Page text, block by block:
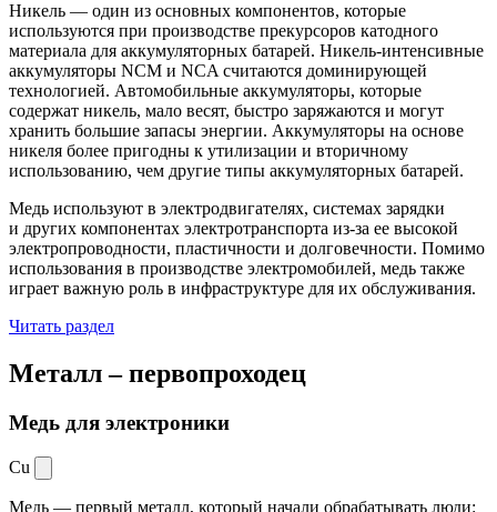
Никель — один из основных компонентов, которые
используются при производстве прекурсоров катодного
материала для аккумуляторных батарей. Никель-интенсивные
аккумуляторы NCM и NCA считаются доминирующей
технологией. Автомобильные аккумуляторы, которые
содержат никель, мало весят, быстро заряжаются и могут
хранить большие запасы энергии. Аккумуляторы на основе
никеля более пригодны к утилизации и вторичному
использованию, чем другие типы аккумуляторных батарей.
Медь используют в электродвигателях, системах зарядки
и других компонентах электротранспорта из-за ее высокой
электропроводности, пластичности и долговечности. Помимо
использования в производстве электромобилей, медь также
играет важную роль в инфраструктуре для их обслуживания.
Читать раздел
Металл –первопроходец
Медь для электроники
Cu
Медь — первый металл, который начали обрабатывать люди: